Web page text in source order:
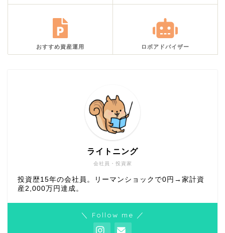
おすすめ資産運用 ロボアドバイザー
会社員・投資家
ライトニング
投資歴15年の会社員。リーマンショックで0円→家計資
産2,000万円達成。
＼ Follow me ／